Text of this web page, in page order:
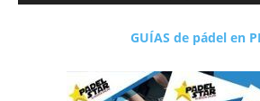
GUÍAS de pádel en